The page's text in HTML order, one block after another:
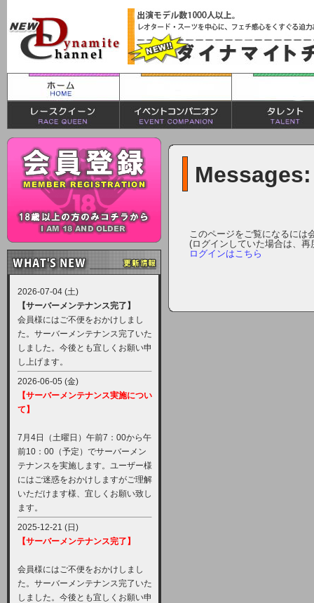
2026-07-04 (土)
【サーバーメンテナンス完了】
会員様にはご不便をおかけしまし
た。サーバーメンテナンス完了いた
しました。今後とも宜しくお願い申
し上げます。
2026-06-05 (金)
【サーバーメンテナンス実施につい
て】
7月4日（土曜日）午前7：00から午
前10：00（予定）でサーバーメン
テナンスを実施します。ユーザー様
にはご迷惑をおかけしますがご理解
いただけます様、宜しくお願い致し
ます。
2025-12-21 (日)
【サーバーメンテナンス完了】
会員様にはご不便をおかけしまし
た。サーバーメンテナンス完了いた
しました。今後とも宜しくお願い申
Messages:
このページをご覧になるには
(ログインしていた場合は、
ログインはこちら